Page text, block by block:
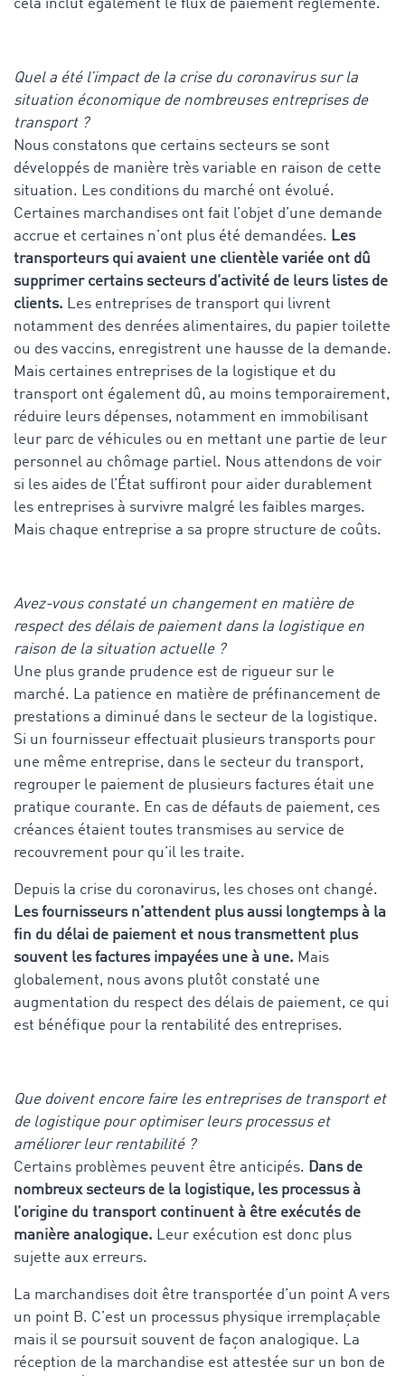
cela inclut également le flux de paiement réglementé.
Quel a été l’impact de la crise du coronavirus sur la
situation économique de nombreuses entreprises de
transport ?
Nous constatons que certains secteurs se sont
développés de manière très variable en raison de cette
situation. Les conditions du marché ont évolué.
Certaines marchandises ont fait l’objet d’une demande
accrue et certaines n’ont plus été demandées. Les
transporteurs qui avaient une clientèle variée ont dû
supprimer certains secteurs d’activité de leurs listes de
clients. Les entreprises de transport qui livrent
notamment des denrées alimentaires, du papier toilette
ou des vaccins, enregistrent une hausse de la demande.
Mais certaines entreprises de la logistique et du
transport ont également dû, au moins temporairement,
réduire leurs dépenses, notamment en immobilisant
leur parc de véhicules ou en mettant une partie de leur
personnel au chômage partiel. Nous attendons de voir
si les aides de l’État suffiront pour aider durablement
les entreprises à survivre malgré les faibles marges.
Mais chaque entreprise a sa propre structure de coûts.
Avez-vous constaté un changement en matière de
respect des délais de paiement dans la logistique en
raison de la situation actuelle ?
Une plus grande prudence est de rigueur sur le
marché. La patience en matière de préfinancement de
prestations a diminué dans le secteur de la logistique.
Si un fournisseur effectuait plusieurs transports pour
une même entreprise, dans le secteur du transport,
regrouper le paiement de plusieurs factures était une
pratique courante. En cas de défauts de paiement, ces
créances étaient toutes transmises au service de
recouvrement pour qu’il les traite.
Depuis la crise du coronavirus, les choses ont changé.
Les fournisseurs n’attendent plus aussi longtemps à la
fin du délai de paiement et nous transmettent plus
souvent les factures impayées une à une. Mais
globalement, nous avons plutôt constaté une
augmentation du respect des délais de paiement, ce qui
est bénéfique pour la rentabilité des entreprises.
Que doivent encore faire les entreprises de transport et
de logistique pour optimiser leurs processus et
améliorer leur rentabilité ?
Certains problèmes peuvent être anticipés. Dans de
nombreux secteurs de la logistique, les processus à
l’origine du transport continuent à être exécutés de
manière analogique. Leur exécution est donc plus
sujette aux erreurs.
La marchandises doit être transportée d’un point A vers
un point B. C’est un processus physique irremplaçable
mais il se poursuit souvent de façon analogique. La
réception de la marchandise est attestée sur un bon de